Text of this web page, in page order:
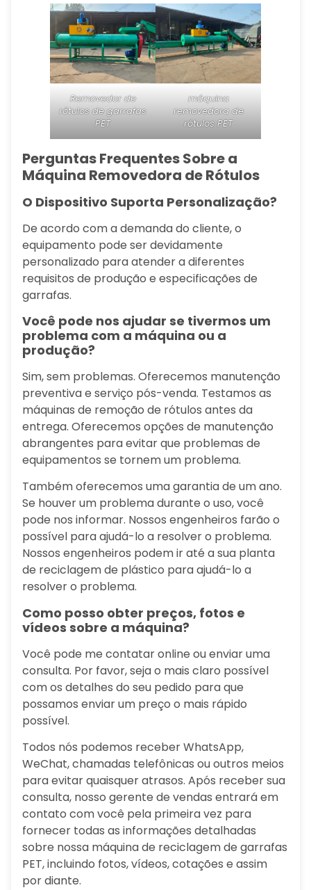
Removedor de
rótulos de garrafas
PET
máquina
removedora de
rótulos PET
Perguntas Frequentes Sobre a
Máquina Removedora de Rótulos
O Dispositivo Suporta Personalização?
De acordo com a demanda do cliente, o
equipamento pode ser devidamente
personalizado para atender a diferentes
requisitos de produção e especificações de
garrafas.
Você pode nos ajudar se tivermos um
problema com a máquina ou a
produção?
Sim, sem problemas. Oferecemos manutenção
preventiva e serviço pós-venda. Testamos as
máquinas de remoção de rótulos antes da
entrega. Oferecemos opções de manutenção
abrangentes para evitar que problemas de
equipamentos se tornem um problema.
Também oferecemos uma garantia de um ano.
Se houver um problema durante o uso, você
pode nos informar. Nossos engenheiros farão o
possível para ajudá-lo a resolver o problema.
Nossos engenheiros podem ir até a sua planta
de reciclagem de plástico para ajudá-lo a
resolver o problema.
Como posso obter preços, fotos e
vídeos sobre a máquina?
Você pode me contatar online ou enviar uma
consulta. Por favor, seja o mais claro possível
com os detalhes do seu pedido para que
possamos enviar um preço o mais rápido
possível.
Todos nós podemos receber WhatsApp,
WeChat, chamadas telefônicas ou outros meios
para evitar quaisquer atrasos. Após receber sua
consulta, nosso gerente de vendas entrará em
contato com você pela primeira vez para
fornecer todas as informações detalhadas
sobre nossa máquina de reciclagem de garrafas
PET, incluindo fotos, vídeos, cotações e assim
por diante.